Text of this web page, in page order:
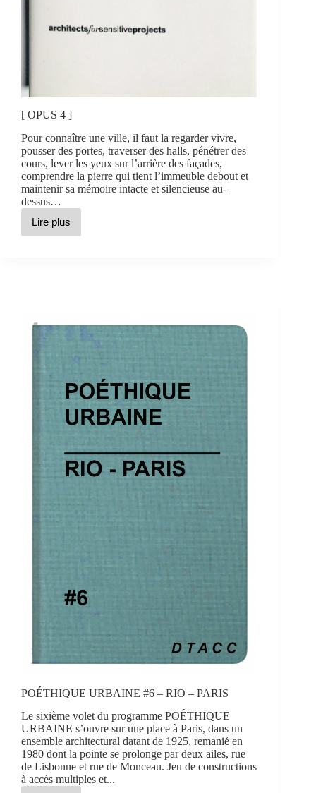
[ OPUS 4 ]
Pour connaître une ville, il faut la regarder vivre,
pousser des portes, traverser des halls, pénétrer des
cours, lever les yeux sur l’arrière des façades,
comprendre la pierre qui tient l’immeuble debout et
maintenir sa mémoire intacte et silencieuse au-
dessus…
Lire plus
POÉTHIQUE URBAINE #6 – RIO – PARIS
Le sixième volet du programme POÉTHIQUE
URBAINE s’ouvre sur une place à Paris, dans un
ensemble architectural datant de 1925, remanié en
1980 dont la pointe se prolonge par deux ailes, rue
de Lisbonne et rue de Monceau. Jeu de constructions
à accès multiples et...